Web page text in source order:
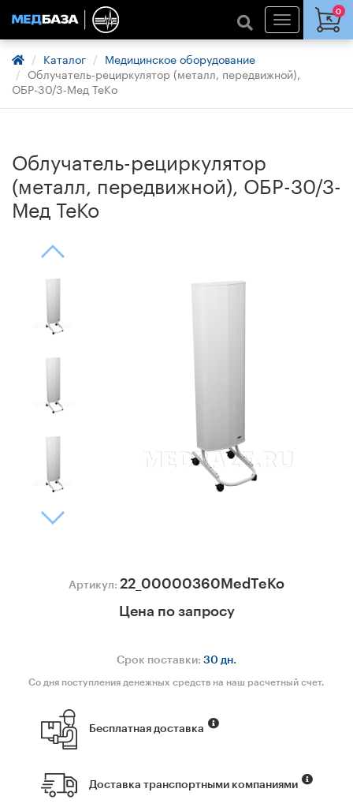
0
Каталог
Медицинское оборудование
Облучатель-рециркулятор (металл, передвижной),
ОБР-30/3-Мед ТеКо
Облучатель-рециркулятор
(металл, передвижной), ОБР-30/3-
Мед ТеКо
Артикул: 22_00000360MedTeKo
Цена по запросу
Срок поставки: 30 дн.
Со дня поступления денежных средств на наш расчетный счет.
Бесплатная доставка
Доставка транспортными компаниями